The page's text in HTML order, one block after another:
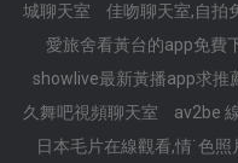
城聊天室
佳吻聊天室,自拍
愛旅舍看黃台的app免費
showlive最新黃播app求推
久舞吧視頻聊天室
av2be
日本毛片在線觀看,情˙色照